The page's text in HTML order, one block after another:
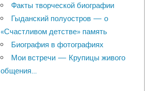
Факты творческой биографии
Гыданский полуостров — о
«Счастливом детстве» память
Биография в фотографиях
Мои встречи — Крупицы живого
общения…